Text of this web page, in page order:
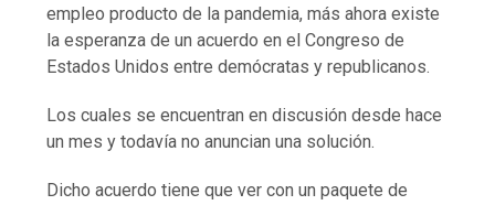
empleo producto de la pandemia, más ahora existe
la esperanza de un acuerdo en el Congreso de
Estados Unidos entre demócratas y republicanos.
Los cuales se encuentran en discusión desde hace
un mes y todavía no anuncian una solución.
Dicho acuerdo tiene que ver con un paquete de